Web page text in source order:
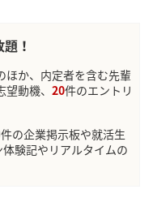
！
ほか、内定者を含む先輩
望動機、 20件のエントリ
の企業掲示板や就活生
験記やリアルタイムの